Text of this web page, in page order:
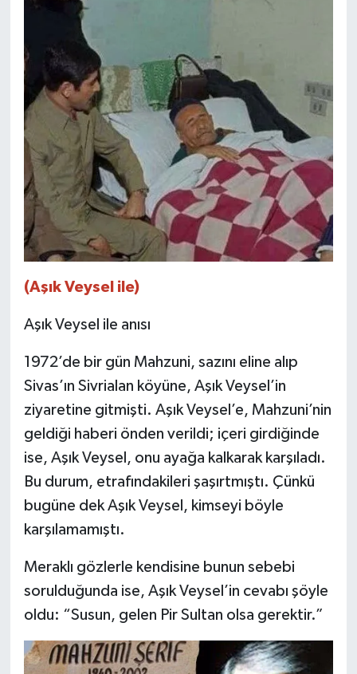
(Aşık Veysel ile)
Aşık Veysel ile anısı
1972’de bir gün Mahzuni, sazını eline alıp
Sivas’ın Sivrialan köyüne, Aşık Veysel’in
ziyaretine gitmişti. Aşık Veysel’e, Mahzuni’nin
geldiği haberi önden verildi; içeri girdiğinde
ise, Aşık Veysel, onu ayağa kalkarak karşıladı.
Bu durum, etrafındakileri şaşırtmıştı. Çünkü
bugüne dek Aşık Veysel, kimseyi böyle
karşılamamıştı.
Meraklı gözlerle kendisine bunun sebebi
sorulduğunda ise, Aşık Veysel’in cevabı şöyle
oldu: “Susun, gelen Pir Sultan olsa gerektir.”